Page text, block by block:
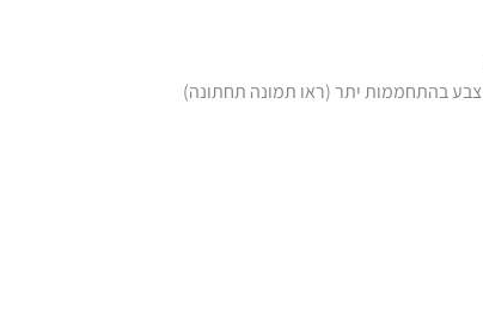
בהתחממות יתר (ראו תמונה תחתונה)